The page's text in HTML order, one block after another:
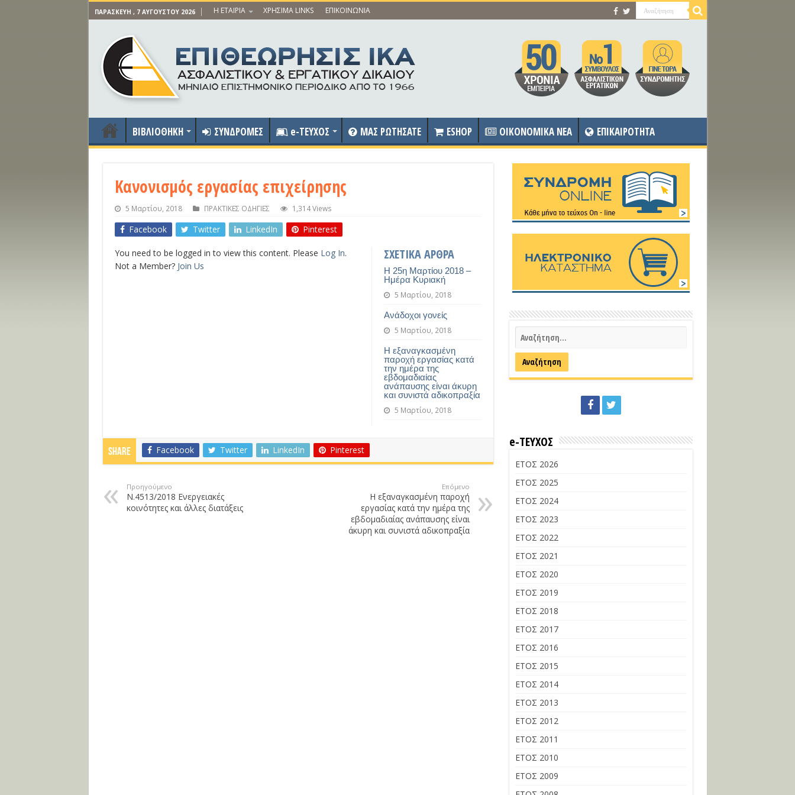
ΠΑΡΑΣΚΕΥΉ , 7 ΑΥΓΟΎΣΤΟΥ 2026 Η ΕΤΑΙΡΙΑ ΧΡΗΣΙΜΑ LINKS ΕΠΙΚΟΙΝΩΝΙΑ
ΒΙΒΛΙΟΘΗΚΗ ΣΥΝΔΡΟΜΕΣ e-ΤΕΥΧΟΣ ΜΑΣ ΡΩΤΗΣΑΤΕ ESHOP OIKONOMIKA NEA ΕΠΙΚΑΙΡΟΤΗΤΑ
Κανονισμός εργασίας επιχείρησης
5 Μαρτίου, 2018 ΠΡΑΚΤΙΚΕΣ ΟΔΗΓΙΕΣ 1,314 Views
Facebook Twitter LinkedIn Pinterest
ΣΧΕΤΙΚΑ ΑΡΘΡΑ
Η 25η Μαρτίου 2018 –
Ημέρα Κυριακή
5 Μαρτίου, 2018
Ανάδοχοι γονείς
5 Μαρτίου, 2018
Η εξαναγκασμένη
παροχή εργασίας κατά
την ημέρα της
εβδομαδιαίας
ανάπαυσης είναι άκυρη
και συνιστά αδικοπραξία
5 Μαρτίου, 2018
You need to be logged in to view this content. Please Log In.
Not a Member? Join Us
Share Facebook Twitter LinkedIn Pinterest
Προηγούμενο
Ν.4513/2018 Ενεργειακές
κοινότητες και άλλες διατάξεις
Επόμενο
Η εξαναγκασμένη παροχή
εργασίας κατά την ημέρα της
εβδομαδιαίας ανάπαυσης είναι
άκυρη και συνιστά αδικοπραξία
e-ΤΕΥΧΟΣ
ΕΤΟΣ 2026
ΕΤΟΣ 2025
ΕΤΟΣ 2024
ΕΤΟΣ 2023
ΕΤΟΣ 2022
ΕΤΟΣ 2021
ΕΤΟΣ 2020
ΕΤΟΣ 2019
ΕΤΟΣ 2018
ΕΤΟΣ 2017
ΕΤΟΣ 2016
ΕΤΟΣ 2015
ΕΤΟΣ 2014
ΕΤΟΣ 2013
ΕΤΟΣ 2012
ΕΤΟΣ 2011
ΕΤΟΣ 2010
ΕΤΟΣ 2009